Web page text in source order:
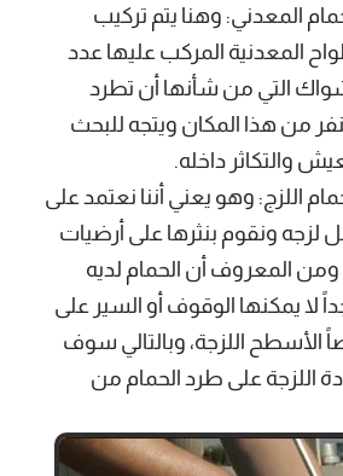
المعدني: وهنا يتم تركيب
المعدنية المركب عليها عدد
التي من شأنها أن تطرد
من هذا المكان ويتجه للبحث
والتكاثر داخله.
اللزج: وهو يعني أننا نعتمد على
لزجه ونقوم بنثرها على أرضيات
ومن المعروف أن الحمام لديه
لا يمكنها الوقوف أو السير على
اللزجة، وبالتالي سوف
اللزجة على طرد الحمام من